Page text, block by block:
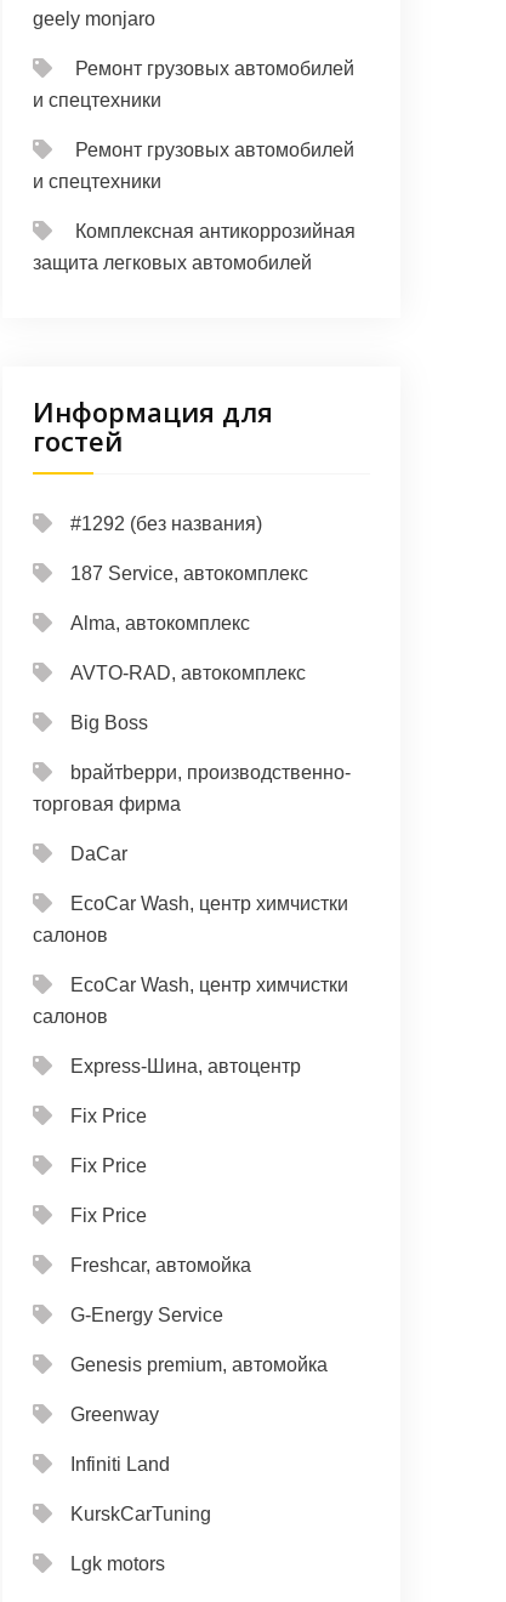
geely monjaro
Ремонт грузовых автомобилей
и спецтехники
Ремонт грузовых автомобилей
и спецтехники
Комплексная антикоррозийная
защита легковых автомобилей
Информация для
гостей
#1292 (без названия)
187 Service, автокомплекс
Alma, автокомплекс
AVTO-RAD, автокомплекс
Big Boss
bрайтbерри, производственно-
торговая фирма
DaCar
EcoCar Wash, центр химчистки
салонов
EcoCar Wash, центр химчистки
салонов
Express-Шина, автоцентр
Fix Price
Fix Price
Fix Price
Freshcar, автомойка
G-Energy Service
Genesis premium, автомойка
Greenway
Infiniti Land
KurskCarTuning
Lgk motors